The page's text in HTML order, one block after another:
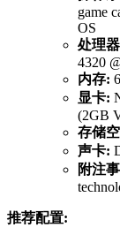
game
OS
处理
4320
内存:
显卡:
(2GB
存储
声卡:
附注
推荐配置: